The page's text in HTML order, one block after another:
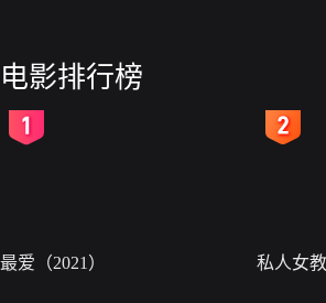
电影排行榜
最爱（2021） 私人女